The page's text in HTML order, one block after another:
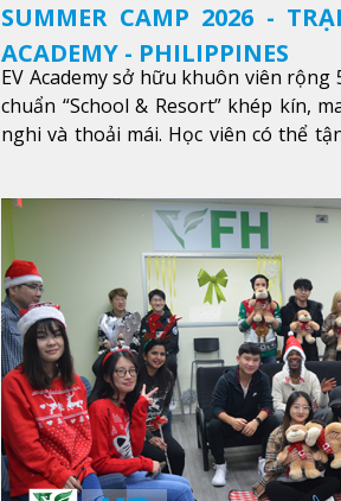
SUMMER CAMP 2026 -
ACADEMY - PHILIPPINES
EV Academy sở hữu khuôn viên rộng
chuẩn “School & Resort” khép kín,
nghi và thoải mái. Học viên có thể